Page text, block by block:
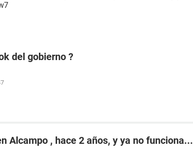
del gobierno ?
Alcampo , hace 2 años, y ya no funciona...